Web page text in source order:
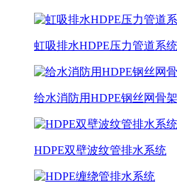
虹吸排水HDPE压力管道系统
给水消防用HDPE钢丝网骨
HDPE双壁波纹管排水系统